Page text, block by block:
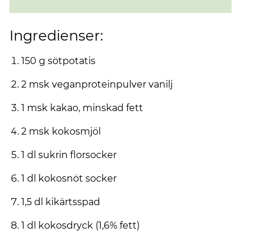
Ingredienser:
150 g sötpotatis
2 msk veganproteinpulver vanilj
1 msk kakao, minskad fett
2 msk kokosmjöl
1 dl sukrin florsocker
1 dl kokosnöt socker
1,5 dl kikärtsspad
1 dl kokosdryck (1,6% fett)